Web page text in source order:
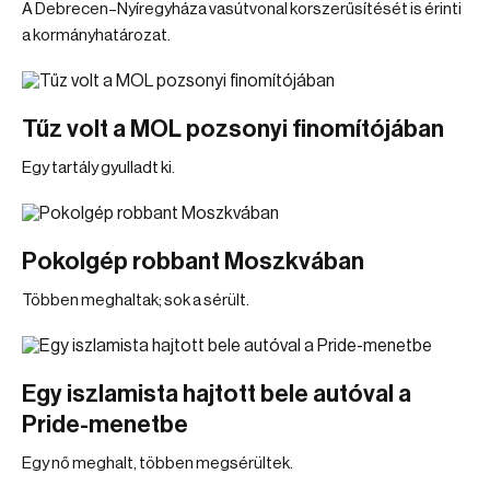
A Debrecen–Nyíregyháza vasútvonal korszerűsítését is érinti
a kormányhatározat.
Tűz volt a MOL pozsonyi finomítójában
Egy tartály gyulladt ki.
Pokolgép robbant Moszkvában
Többen meghaltak; sok a sérült.
Egy iszlamista hajtott bele autóval a
Pride-menetbe
Egy nő meghalt, többen megsérültek.